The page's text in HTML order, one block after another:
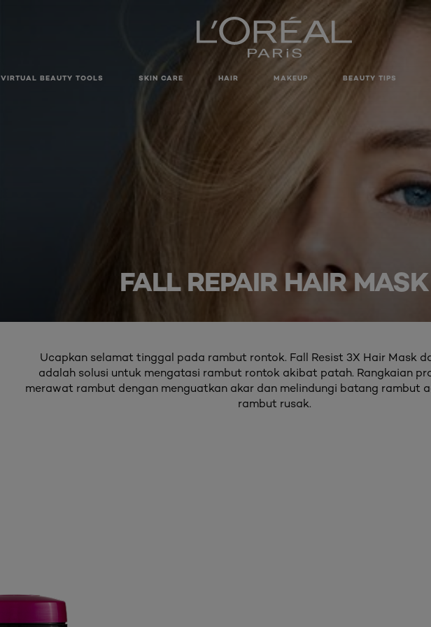
VIRTUAL BEAUTY TOOLS SKIN CARE HAIR MAKEUP BEAUTY TIPS
FALL REPAIR HAIR MASK
Ucapkan selamat tinggal pada rambut rontok. Fall Resist 3X Hair Mask
adalah solusi untuk mengatasi rambut rontok akibat patah. Rangkaian
merawat rambut dengan menguatkan akar dan melindungi batang rambut
rambut rusak.